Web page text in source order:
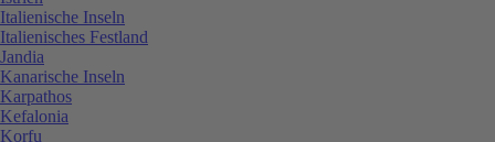
Italienische Inseln
Italienisches Festland
Jandia
Kanarische Inseln
Karpathos
Kefalonia
Korfu